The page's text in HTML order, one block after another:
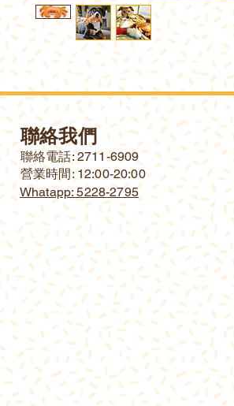
聯絡我們
​聯絡電話: 2711-6909
營業時間: 12:00-20:00
Whatapp: 5228-2795